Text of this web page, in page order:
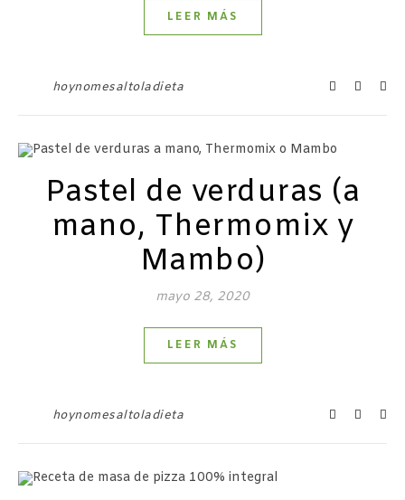
LEER MÁS
hoynomesaltoladieta
Pastel de verduras (a
mano, Thermomix y
Mambo)
mayo 28, 2020
LEER MÁS
hoynomesaltoladieta